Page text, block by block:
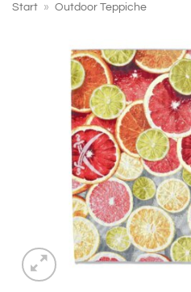
Start » Outdoor Teppiche